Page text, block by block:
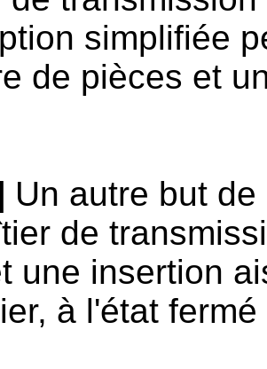
simplifiée
de pièces et
Un autre but
de
une insertion
à l'état